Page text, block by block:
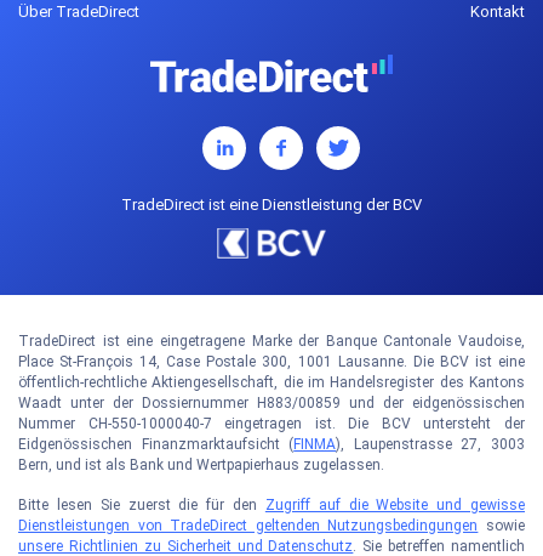
Über TradeDirect
Kontakt
TradeDirect ist eine Dienstleistung der BCV
TradeDirect ist eine eingetragene Marke der Banque Cantonale Vaudoise,
Place St-François 14, Case Postale 300, 1001 Lausanne. Die BCV ist eine
öffentlich-rechtliche Aktiengesellschaft, die im Handelsregister des Kantons
Waadt unter der Dossiernummer H883/00859 und der eidgenössischen
Nummer CH-550-1000040-7 eingetragen ist. Die BCV untersteht der
Eidgenössischen Finanzmarktaufsicht (FINMA), Laupenstrasse 27, 3003
Bern, und ist als Bank und Wertpapierhaus zugelassen.
Bitte lesen Sie zuerst die für den Zugriff auf die Website und gewisse
Dienstleistungen von TradeDirect geltenden Nutzungsbedingungen
sowie
unsere Richtlinien zu Sicherheit und Datenschutz. Sie betreffen namentlich